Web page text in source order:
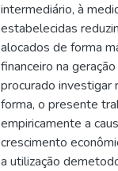
intermediário, à
estabelecidas
alocados de forma
financeiro na
procurado investigar
forma, o presente
empiricamente a
crescimento
a utilização